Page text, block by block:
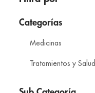
Medicinas
Tratamientos y Salud